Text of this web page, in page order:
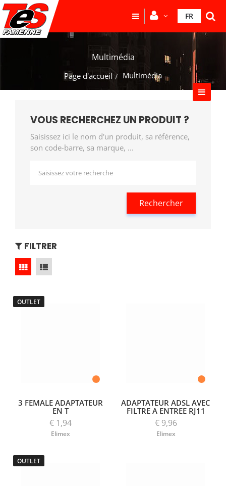
FR
Multimédia
Page d'accueil Multimédia
VOUS RECHERCHEZ UN PRODUIT ?
Saisissez ici le nom d'un produit, sa référence,
son code-barre, sa marque, ...
Rechercher
FILTRER
OUTLET
3 FEMALE ADAPTATEUR
EN T
€ 1,94
Elimex
ADAPTATEUR ADSL AVEC
FILTRE A ENTREE RJ11
€ 9,96
Elimex
OUTLET